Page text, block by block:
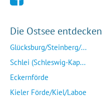
Die Ostsee entdecken
Glücksburg/Steinberg/...
Schlei (Schleswig-Kap...
Eckernförde
Kieler Förde/Kiel/Laboe